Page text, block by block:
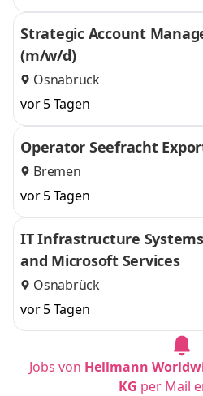
Strategic Account
(m/w/d)
Osnabrück
vor 5 Tagen
Operator Seefracht
Bremen
vor 5 Tagen
IT Infrastructure
and Microsoft Services
Osnabrück
vor 5 Tagen
Jobs von Hellmann
KG per Mail